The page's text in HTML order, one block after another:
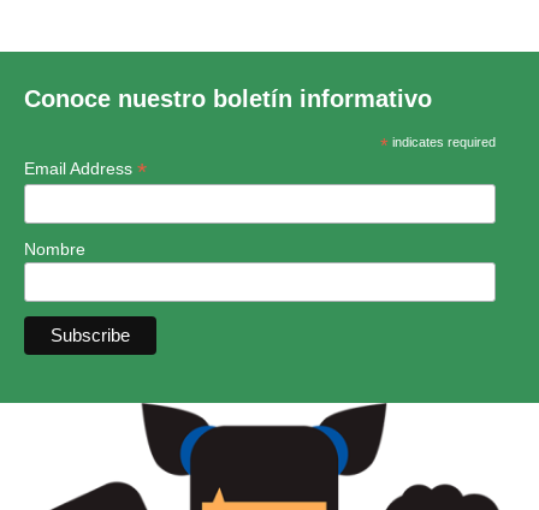
Conoce nuestro boletín informativo
*indicates required
Email Address *
Nombre